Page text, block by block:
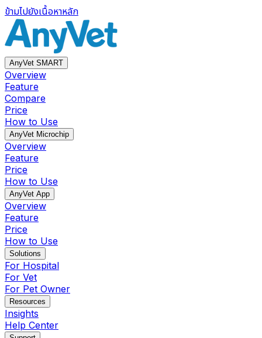
ข้ามไปยังเนื้อหาหลัก
AnyVet SMART
Overview
Feature
Compare
Price
How to Use
AnyVet Microchip
Overview
Feature
Price
How to Use
AnyVet App
Overview
Feature
Price
How to Use
Solutions
For Hospital
For Vet
For Pet Owner
Resources
Insights
Help Center